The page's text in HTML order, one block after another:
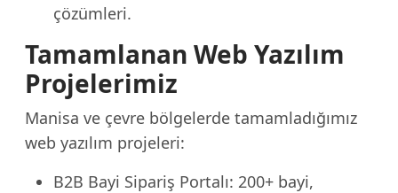
çözümleri.
Tamamlanan Web Yazılım
Projelerimiz
Manisa ve çevre bölgelerde tamamladığımız
web yazılım projeleri:
B2B Bayi Sipariş Portalı: 200+ bayi,